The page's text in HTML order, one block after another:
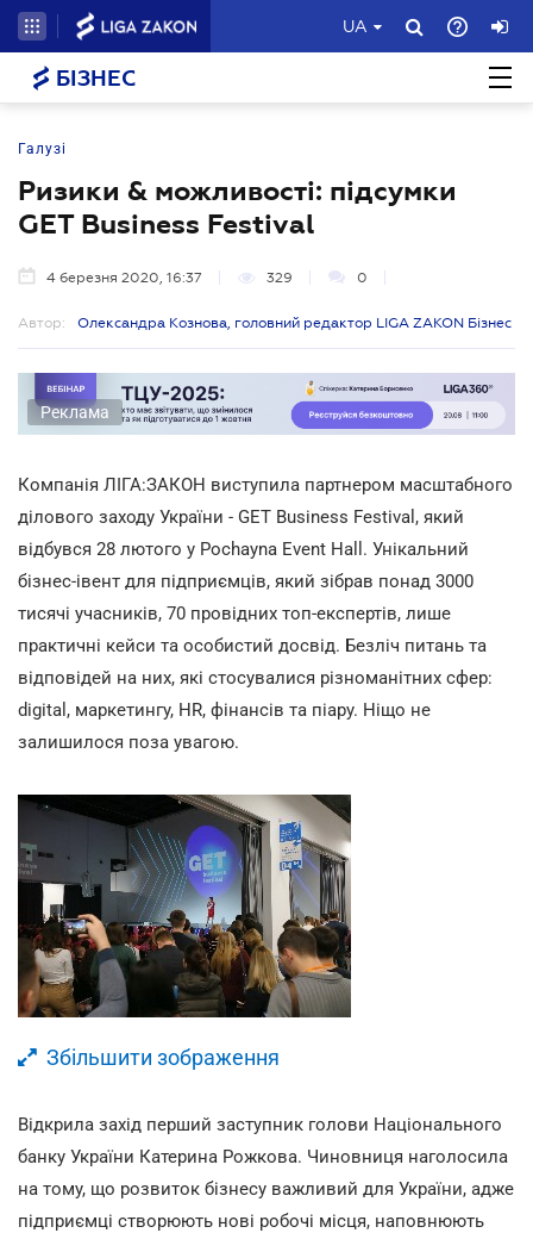
UA
БІЗНЕС
Галузі
Ризики & можливості: підсумки
GET Business Festival
4 березня 2020, 16:37 329 0
Автор: Олександра Кознова, головний редактор LIGA ZAKON Бізнес
Реклама
Компанія ЛІГА:ЗАКОН виступила партнером масштабного
ділового заходу України - GET Business Festival, який
відбувся 28 лютого у Pochayna Event Hall. Унікальний
бізнес-івент для підприємців, який зібрав понад 3000
тисячі учасників, 70 провідних топ-експертів, лише
практичні кейси та особистий досвід. Безліч питань та
відповідей на них, які стосувалися різноманітних сфер:
digital, маркетингу, HR, фінансів та піару. Ніщо не
залишилося поза увагою.
Збільшити зображення
Відкрила захід перший заступник голови Національного
банку України Катерина Рожкова. Чиновниця наголосила
на тому, що розвиток бізнесу важливий для України, адже
підприємці створюють нові робочі місця, наповнюють